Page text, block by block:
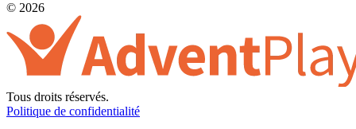
© 2026
Tous droits réservés.
Politique de confidentialité